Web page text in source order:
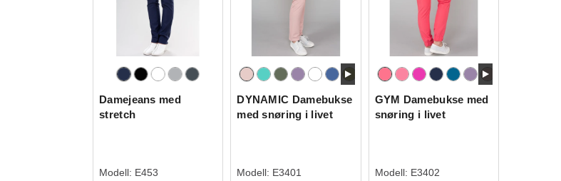
Damejeans med
stretch
Modell: E453
DYNAMIC Damebukse
med snøring i livet
Modell: E3401
GYM Damebukse med
snøring i livet
Modell: E3402